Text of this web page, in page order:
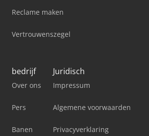
Reclame maken
Vertrouwenszegel
bedrijf
Over ons
Pers
Banen
Juridisch
Impressum
Algemene voorwaarden
Privacyverklaring